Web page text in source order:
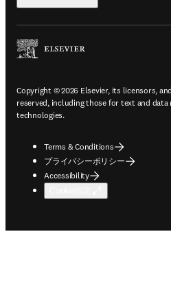
Copyright © 2026 Elsevier, its licensors,
reserved, including those for text and
technologies.
Terms & Conditions
プライバシーポリシー
Accessibility